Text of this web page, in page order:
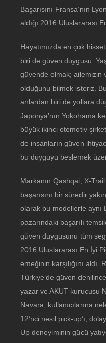
Başarısını Fransa’nın
aldığı 2016 Uluslararası
Hayatımızda en çok
biri de güven duygusu.
güvende olmak; ailemizin
olduğunu bilmek isteriz.
anlardan biri de yollara
Japonya’nın Yokohama
büyük ikinci otomotiv
de insanların güven
bu duyguyu beslemek
Markanın Qashqai, X-
başarısını bir süredir
olarak bu modellerle aynı
pazarındaki başarılı
güven duygusunu tüm
2016 Uluslararası En İyi
emeğinin karşılığını aldı.
Türkiye’de güven
yazar ve AKUT kurucusu
Navara, kullanıcılarına
12’nci nesil pick-up’ı;
Up deneyiminin gücü